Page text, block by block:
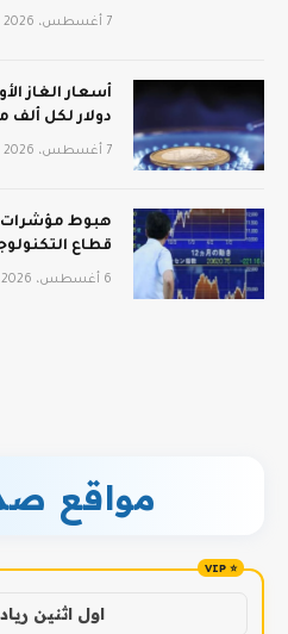
7 أغسطس، 2026
دولار لكل
7 أغسطس، 2026
هبوط مؤشرات
قطاع
6 أغسطس، 2026
مواقع
اول اثنين